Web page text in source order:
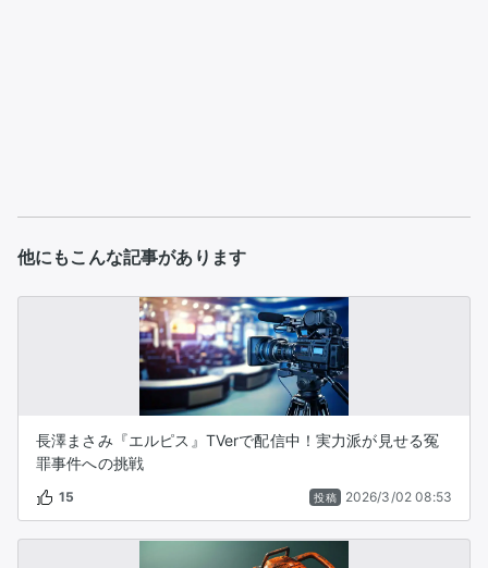
他にもこんな記事があります
長澤まさみ『エルピス』TVerで配信中！実力派が見せる冤
罪事件への挑戦
15 投稿 2026/3/02 08:53